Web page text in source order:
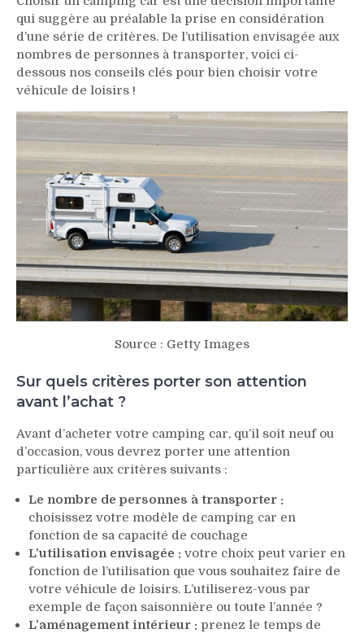
qui suggère au préalable la prise en considération
d’une série de critères. De l’utilisation envisagée aux
nombres de personnes à transporter, voici ci-
dessous nos conseils clés pour bien choisir votre
véhicule de loisirs !
Source : Getty Images
Sur quels critères porter son attention
avant l’achat ?
Avant d’acheter votre camping car, qu’il soit neuf ou
d’occasion, vous devrez porter une attention
particulière aux critères suivants :
Le nombre de personnes à transporter :
choisissez votre modèle de camping car en
fonction de sa capacité de couchage
L’utilisation envisagée : votre choix peut varier en
fonction de l’utilisation que vous souhaitez faire de
votre véhicule de loisirs. L’utiliserez-vous par
exemple de façon saisonnière ou toute l’année ?
L’aménagement intérieur : prenez le temps de